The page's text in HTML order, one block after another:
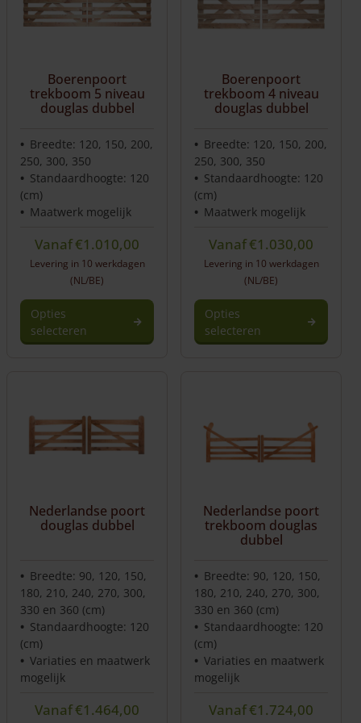
Boerenpoort
trekboom 5 niveau
douglas dubbel
Breedte: 120, 150, 200,
250, 300, 350
Standaardhoogte: 120
(cm)
Maatwerk mogelijk
Vanaf€1.010,00
Levering in 10 werkdagen
(NL/BE)
Opties
selecteren
Boerenpoort
trekboom 4 niveau
douglas dubbel
Breedte: 120, 150, 200,
250, 300, 350
Standaardhoogte: 120
(cm)
Maatwerk mogelijk
Vanaf€1.030,00
Levering in 10 werkdagen
(NL/BE)
Opties
selecteren
Nederlandse poort
douglas dubbel
Breedte: 90, 120, 150,
180, 210, 240, 270, 300,
330 en 360 (cm)
Standaardhoogte: 120
(cm)
Variaties en maatwerk
mogelijk
Vanaf€1.464,00
Nederlandse poort
trekboom douglas
dubbel
Breedte: 90, 120, 150,
180, 210, 240, 270, 300,
330 en 360 (cm)
Standaardhoogte: 120
(cm)
Variaties en maatwerk
mogelijk
Vanaf€1.724,00